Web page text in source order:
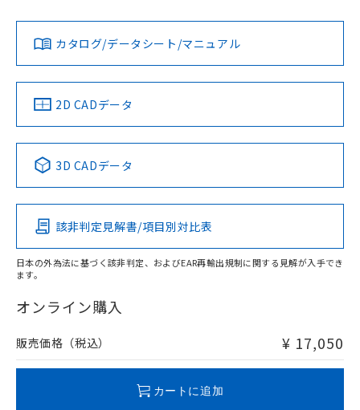
以上、n: 80mm以上
検出領域
ダウンロードデータをご利用いただく前に、以下を必ずお読
みください。
ソフトウェアの使用条件
対応済み
中国 RoHS 注意事項・凡例
Pb Hg Cd Cr(VI)
O
在庫等で未対応品が混在する可能性があります。
問い合わせください。
LR型式承認
（イギリス
船舶規格）
DNV型式承認
（ノルウェー
BV型式承認
（フランス
KR型式
（韓国
No No No No
この製品の規格認証/適合状況ページへ
その他の認証はこちらのページからご検索ください
カタログ/データシート/マニュアル
2D CADデータ
3D CADデータ
該非判定見解書/項目別対比表
日本の外為法に基づく該非判定、およびEAR再輸出規制に関する見解が入手でき
ます。
オンライン購入
販売価格（税込） ¥ 17,050
カートに追加